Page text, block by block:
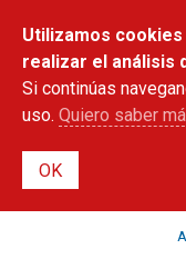
Utilizamos
realizar el análisis
Si continúas
uso. Quiero saber